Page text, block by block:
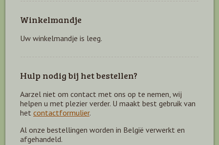
Winkelmandje
Uw winkelmandje is leeg.
Hulp nodig bij het bestellen?
Aarzel niet om contact met ons op te nemen, wij
helpen u met plezier verder. U maakt best gebruik van
het contactformulier.
Al onze bestellingen worden in België verwerkt en
afgehandeld.